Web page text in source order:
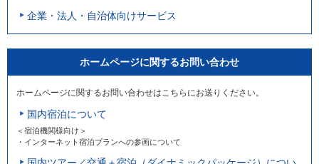
企業・法人・自治体向けサービス
ホームページに関するお問い合わせ
ホームページに関するお問い合わせはこちらにお送りください。
国内宿泊について
＜宿泊機関様向け＞
・インターネット宿泊プランへの参画について